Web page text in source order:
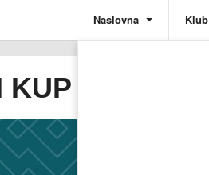
Naslovna Klub
u Buzinu